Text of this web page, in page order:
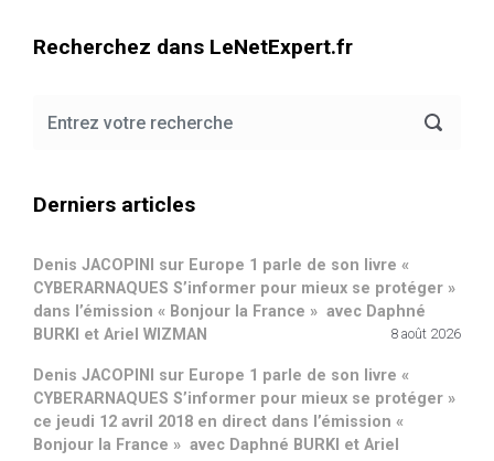
Recherchez dans LeNetExpert.fr
Derniers articles
Denis JACOPINI sur Europe 1 parle de son livre «
CYBERARNAQUES S’informer pour mieux se protéger »
dans l’émission « Bonjour la France » avec Daphné
BURKI et Ariel WIZMAN
8 août 2026
Denis JACOPINI sur Europe 1 parle de son livre «
CYBERARNAQUES S’informer pour mieux se protéger »
ce jeudi 12 avril 2018 en direct dans l’émission «
Bonjour la France » avec Daphné BURKI et Ariel